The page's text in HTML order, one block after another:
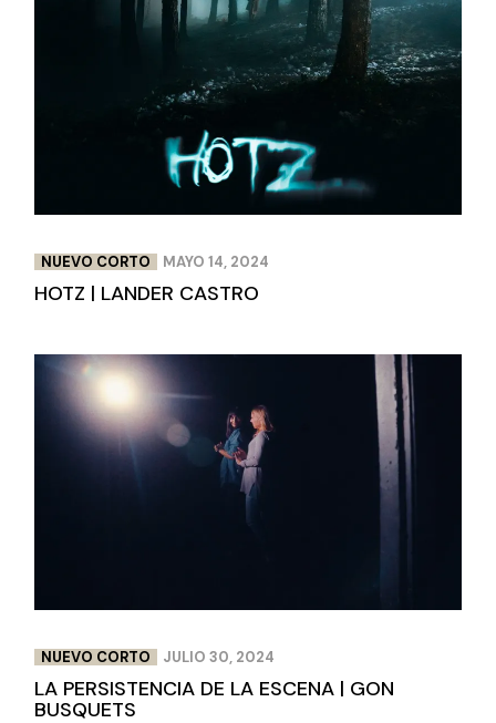
NUEVO CORTO MAYO 14, 2024
HOTZ | LANDER CASTRO
NUEVO CORTO JULIO 30, 2024
LA PERSISTENCIA DE LA ESCENA | GON
BUSQUETS